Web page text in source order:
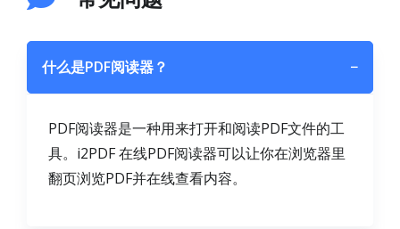
什么是PDF阅读器？ −
PDF阅读器是一种用来打开和阅读PDF文件的工
具。i2PDF 在线PDF阅读器可以让你在浏览器里
翻页浏览PDF并在线查看内容。